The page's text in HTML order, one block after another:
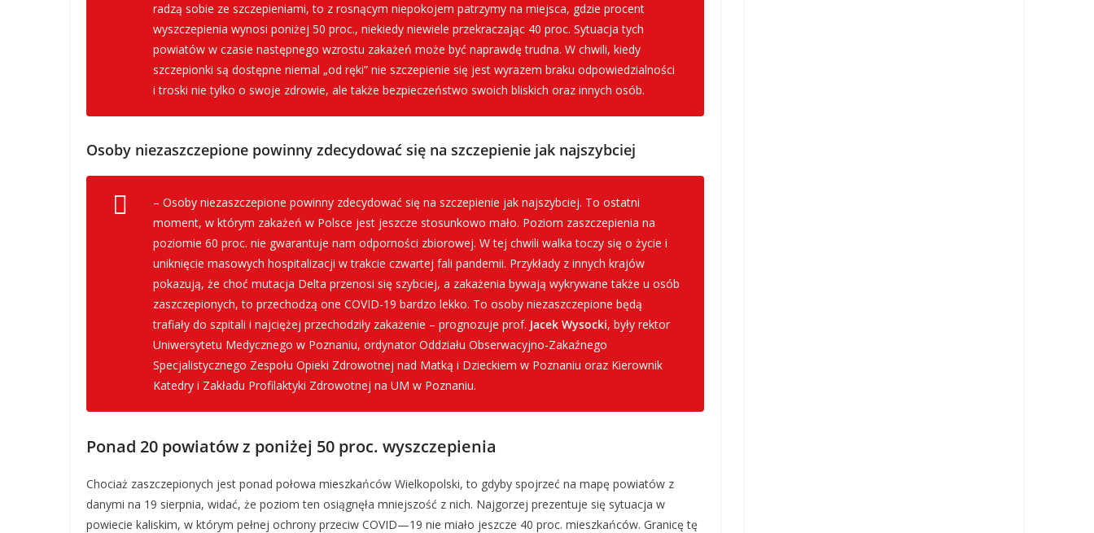
radzą sobie ze szczepieniami, to z rosnącym niepokojem patrzymy na miejsca, gdzie procent
wyszczepienia wynosi poniżej 50 proc., niekiedy niewiele przekraczając 40 proc. Sytuacja tych
powiatów w czasie następnego wzrostu zakażeń może być naprawdę trudna. W chwili, kiedy
szczepionki są dostępne niemal „od ręki” nie szczepienie się jest wyrazem braku odpowiedzialności
i troski nie tylko o swoje zdrowie, ale także bezpieczeństwo swoich bliskich oraz innych osób.
Osoby niezaszczepione powinny zdecydować się na szczepienie jak najszybciej
– Osoby niezaszczepione powinny zdecydować się na szczepienie jak najszybciej. To ostatni
moment, w którym zakażeń w Polsce jest jeszcze stosunkowo mało. Poziom zaszczepienia na
poziomie 60 proc. nie gwarantuje nam odporności zbiorowej. W tej chwili walka toczy się o życie i
uniknięcie masowych hospitalizacji w trakcie czwartej fali pandemii. Przykłady z innych krajów
pokazują, że choć mutacja Delta przenosi się szybciej, a zakażenia bywają wykrywane także u osób
zaszczepionych, to przechodzą one COVID-19 bardzo lekko. To osoby niezaszczepione będą
trafiały do szpitali i najciężej przechodziły zakażenie – prognozuje prof. Jacek Wysocki, były rektor
Uniwersytetu Medycznego w Poznaniu, ordynator Oddziału Obserwacyjno-Zakaźnego
Specjalistycznego Zespołu Opieki Zdrowotnej nad Matką i Dzieckiem w Poznaniu oraz Kierownik
Katedry i Zakładu Profilaktyki Zdrowotnej na UM w Poznaniu.
Ponad 20 powiatów z poniżej 50 proc. wyszczepienia
Chociaż zaszczepionych jest ponad połowa mieszkańców Wielkopolski, to gdyby spojrzeć na mapę powiatów z
danymi na 19 sierpnia, widać, że poziom ten osiągnęła mniejszość z nich. Najgorzej prezentuje się sytuacja w
powiecie kaliskim, w którym pełnej ochrony przeciw COVID—19 nie miało jeszcze 40 proc. mieszkańców. Granicę tę